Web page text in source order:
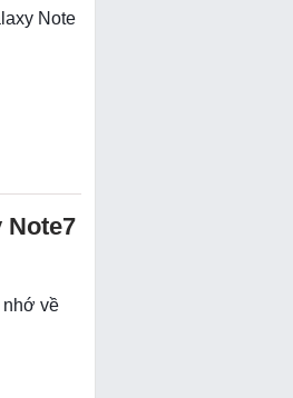
Note
Note7
nhớ về